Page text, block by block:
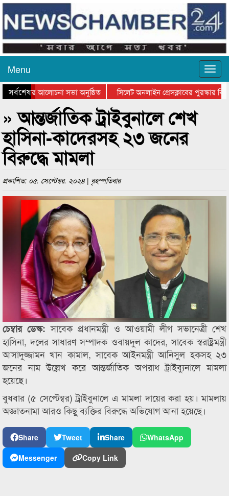
Menu
সর্বশেষ
দিবসের আলোচনা সভা অনুষ্ঠিত
সিলেট অনলাইন প্রেসক্লাবের পুরস্কার
সভা ও সম্মাননা প্রদান
কানাইঘাটের কিশোর আহাদের খুনি
» আন্তর্জাতিক ট্রাইবুনালে শেখ
হাসিনা-কাদেরসহ ২৩ জনের
বিরুদ্ধে মামলা
প্রকাশিত: ০৫. সেপ্টেম্বর. ২০২৪ | বৃহস্পতিবার
চেম্বার ডেস্ক:সাবেক প্রধানমন্ত্রী ও আওয়ামী লীগ সভানেত্রী শেখ
হাসিনা, দলের সাধারণ সম্পাদক ওবায়দুল কাদের, সাবেক স্বরাষ্ট্রমন্ত্রী
আসাদুজ্জামন খান কামাল, সাবেক আইনমন্ত্রী আনিসুল হকসহ ২৩
জনের নাম উল্লেখ করে আন্তর্জাতিক অপরাধ ট্রাইব্যুনালে মামলা
হয়েছে।
বুধবার (৫ সেপ্টেম্বর) ট্রাইবুনালে এ মামলা দায়ের করা হয়। মামলায়
অজ্ঞাতনামা আরও কিছু ব্যক্তির বিরুদ্ধে অভিযোগ আনা হয়েছে।
Share Tweet Share
WhatsApp
Messenger
Copy Link